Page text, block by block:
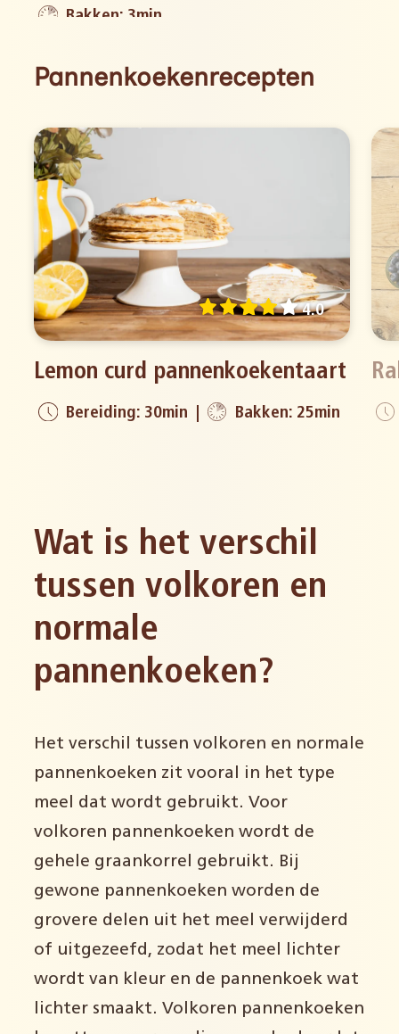
Bakken: 3min
Pannenkoekenrecepten
Lemon curd pannenkoekentaart
Bereiding: 30min Bakken: 25min
4.0
Wat is het verschil
tussen volkoren en
normale
pannenkoeken?
Het verschil tussen volkoren en normale
pannenkoeken zit vooral in het type
meel dat wordt gebruikt. Voor
volkoren pannenkoeken wordt de
gehele graankorrel gebruikt. Bij
gewone pannenkoeken worden de
grovere delen uit het meel verwijderd
of uitgezeefd, zodat het meel lichter
wordt van kleur en de pannenkoek wat
lichter smaakt. Volkoren pannenkoeken